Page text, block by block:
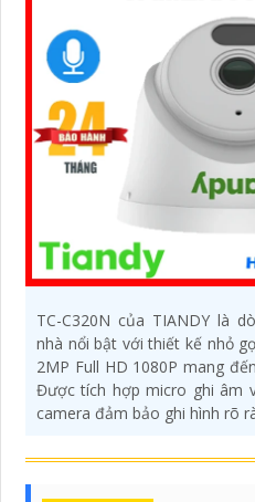
TC-C320N của TIANDY là
nhà nổi bật với thiết kế nhỏ
2MP Full HD 1080P mang
Được tích hợp micro ghi âm
camera đảm bảo ghi hình rõ